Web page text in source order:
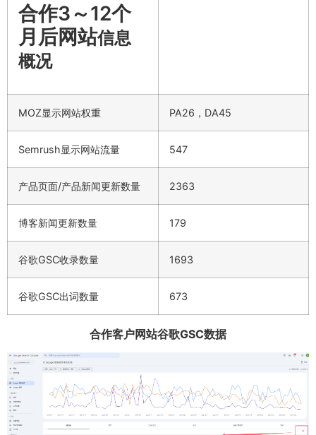
合作3～12个
月后网站信息
概况
MOZ显示网站权重 PA26，DA45
Semrush显示网站流量 547
产品页面/产品新闻更新数量 2363
博客新闻更新数量 179
谷歌GSC收录数量 1693
谷歌GSC出词数量 673
合作客户网站谷歌GSC数据